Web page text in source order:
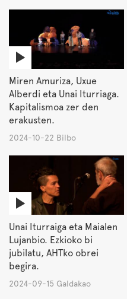
Miren Amuriza, Uxue
Alberdi eta Unai Iturriaga.
Kapitalismoa zer den
erakusten.
2024-10-22 Bilbo
Unai Iturraiga eta Maialen
Lujanbio. Ezkioko bi
jubilatu, AHTko obrei
begira.
2024-09-15 Galdakao